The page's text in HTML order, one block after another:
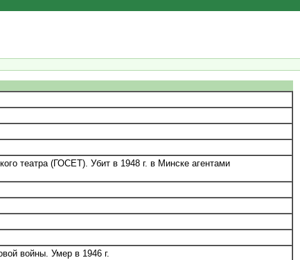
театра (ГОСЕТ). Убит в 1948 г. в Минске агентами
войны. Умер в 1946 г.